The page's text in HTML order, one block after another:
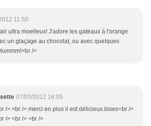
11:50
ultra moelleux! J'adore les gateaux à l'orange
un glaçage au chocolat, ou avec quelques
/>
07/03/2012 16:05
/> <br /> merci en plus il est délicieux.bises<br />
/> <br /> <br />